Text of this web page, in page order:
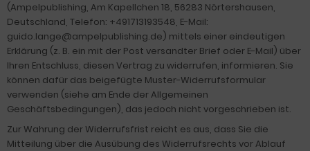
(Ampelpublishing, Am Kapellchen 18, 56283 Nörtershausen,
Deutschland, Telefon: +491713193548, E-Mail:
guido.lange@ampelpublishing.de) mittels einer eindeutigen
Erklärung (z. B. ein mit der Post versandter Brief oder E-Mail) über
Ihren Entschluss, diesen Vertrag zu widerrufen, informieren. Sie
können dafür das beigefügte Muster-Widerrufsformular
verwenden (siehe am Ende der Allgemeinen
Geschäftsbedingungen), das jedoch nicht vorgeschrieben ist.
Zur Wahrung der Widerrufsfrist reicht es aus, dass Sie die
Mitteilung über die Ausübung des Widerrufsrechts vor Ablauf